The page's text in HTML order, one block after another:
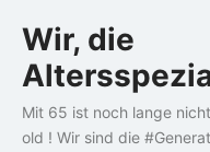
to
content
Wir, die
Mit 65 ist noch lange
old ! Wir sind die